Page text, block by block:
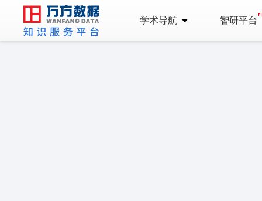
学术导航 智研平台